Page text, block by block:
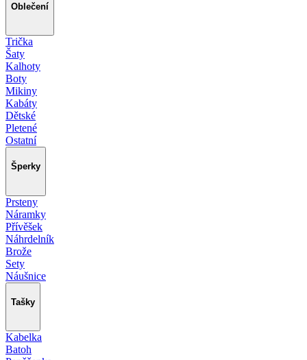
Oblečení
Trička
Šaty
Kalhoty
Boty
Mikiny
Kabáty
Dětské
Pletené
Ostatní
Šperky
Prsteny
Náramky
Přívěšek
Náhrdelník
Brože
Sety
Náušnice
Tašky
Kabelka
Batoh